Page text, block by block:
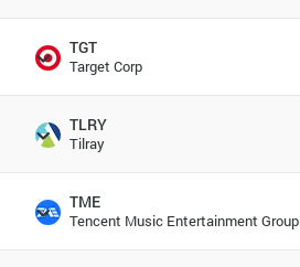
TGT
Target Corp
TLRY
Tilray
TME
Tencent Music Entertainment Group